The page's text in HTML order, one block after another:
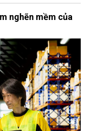
nghẽn mềm của